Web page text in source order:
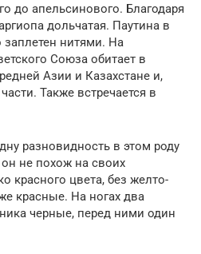
до апельсинового. Благодаря
дольчатая. Паутина в
заплетен нитями. На
Союза обитает в
Азии и Казахстане и,
Также встречается в
разновидность в этом роду
не похож на своих
красного цвета, без желто-
красные. На ногах два
черные, перед ними один